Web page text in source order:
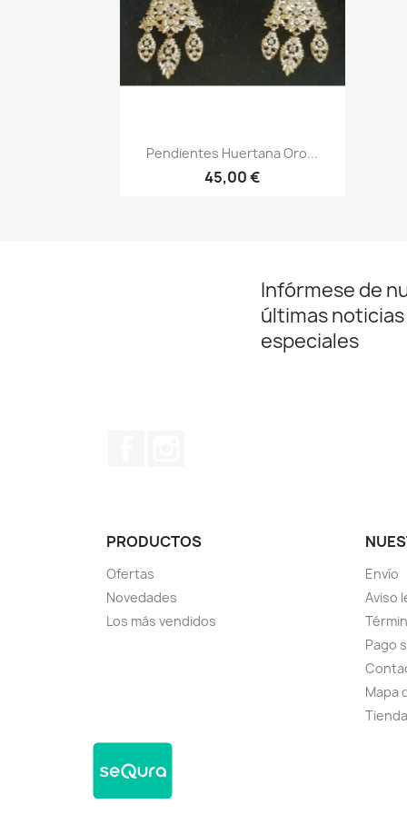
Vista rápida
Pendientes Huertana Oro...
45,00 €
Infórmese de
últimas
especiales
PRODUCTOS
Ofertas
Novedades
Los más vendidos
Envío
Aviso
Pago
Mapa